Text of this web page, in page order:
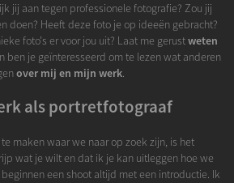
jij aan tegen professionele fotografie? Zou jij
doen? Heeft deze foto je op ideeën gebracht?
foto's er voor jou uit? Laat me gerustweten
ben je geïnteresseerd om te lezen wat anderen
over mij en mijn werk.
als portretfotograaf
maken waar we naar op zoek zijn, is het
wat je wilt en dat ik je kan uitleggen hoe we
een shoot altijd met een introductie. Ik